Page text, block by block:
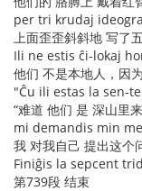
per tri krudaj
上面歪歪斜斜地 写了
Ili ne estis ĉi-lokaj
他们 不是本地人，因
"Ĉu ili estas la sen-
“难道 他们 是 深山里
mi demandis min
我 对我自己 提出这个
Finiĝis la sepcent
第739段 结束